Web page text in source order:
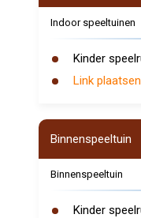
Indoor speeltuinen
Kinder
Link plaatsen
Binnenspeeltuin
Binnenspeeltuin
Kinder